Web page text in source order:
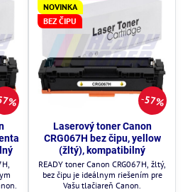
57%
NOVINKA
BEZ ČIPU
Laserový toner Canon
CRG067H bez čipu, yellow
(žltý), kompatibilný
READY toner Canon CRG067H, žltý,
bez čipu je ideálnym riešením pre
Vašu tlačiareň Canon.